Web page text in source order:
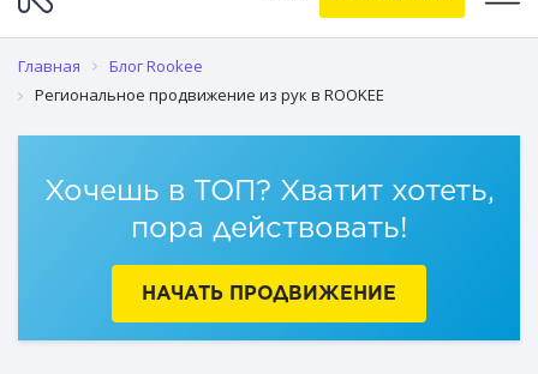
Главная
Блог Rookee
Региональное продвижение из рук в ROOKEE
Хочешь в ТОП? Хватит хотеть,
пора действовать!
НАЧАТЬ ПРОДВИЖЕНИЕ